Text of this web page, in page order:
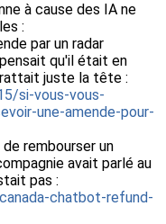
à cause des IA ne
:
par un radar
qu'il était en
juste la tête :
si-vous-vous-
une-amende-pour-
rembourser un
avait parlé au
pas :
chatbot-refund-